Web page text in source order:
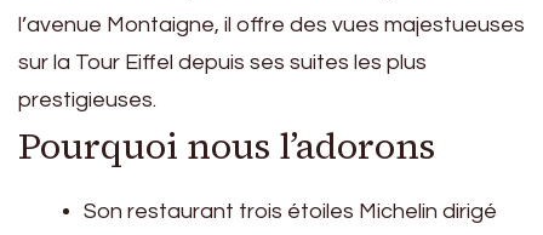
l’avenue Montaigne, il offre des vues majestueuses
sur la Tour Eiffel depuis ses suites les plus
prestigieuses.
Pourquoi nous l’adorons
Son restaurant trois étoiles Michelin dirigé